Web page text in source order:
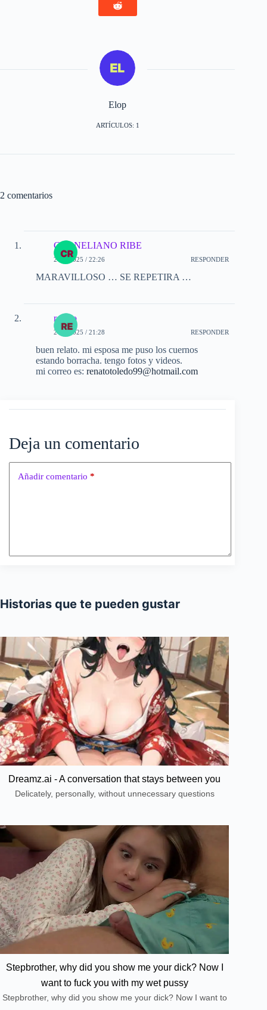
Elop
ARTÍCULOS: 1
2 comentarios
CORNELIANO RIBE
2-05-2025 / 22:26 RESPONDER
MARAVILLOSO … SE REPETIRA …
renato
2-06-2025 / 21:28 RESPONDER
buen relato. mi esposa me puso los cuernos
estando borracha. tengo fotos y videos.
mi correo es: renatotoledo99@hotmail.com
Deja un comentario
Añadir comentario *
Historias que te pueden gustar
Dreamz.ai - A conversation that stays between you
Delicately, personally, without unnecessary questions
Stepbrother, why did you show me your dick? Now I
want to fuck you with my wet pussy
Stepbrother, why did you show me your dick? Now I want to